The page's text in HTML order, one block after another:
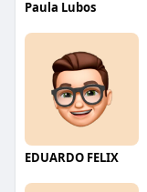
Paula Lubos
EDUARDO FELIX